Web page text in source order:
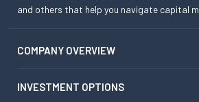
and others that help you navigate capital
COMPANY OVERVIEW
INVESTMENT OPTIONS